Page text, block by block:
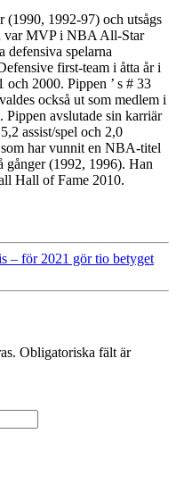
1992-97) och utsågs
var MVP i NBA All-Star
defensiva spelarna
first-team i åtta år i
och 2000. Pippen ’ s # 33
också ut som medlem i
avslutade sin karriär
assist/spel och 2,0
som har vunnit en NBA-titel
gånger (1992, 1996). Han
Hall of Fame 2010.
– för 2021 gör tio betyget
Obligatoriska fält är